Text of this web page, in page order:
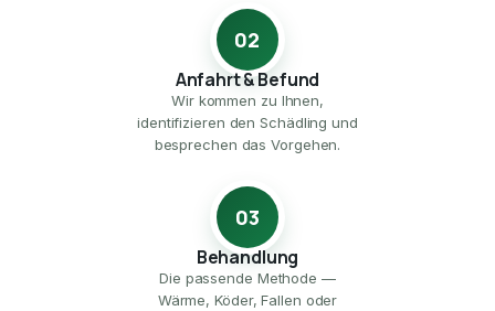
02
Anfahrt & Befund
Wir kommen zu Ihnen,
identifizieren den Schädling und
besprechen das Vorgehen.
03
Behandlung
Die passende Methode —
Wärme, Köder, Fallen oder